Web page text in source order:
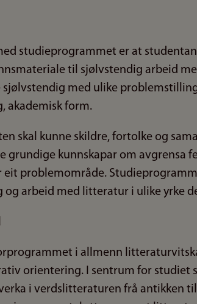
studieprogrammet er at
til sjølvstendig arbeid
sjølvstendig med ulike
akademisk form.
skal kunne skildre, fortolke og
grundige kunnskapar om avgrensa
eit problemområde.
og arbeid med litteratur i ulike yrke
i allmenn
orientering. I sentrum for studiet
i verdslitteraturen frå antikken